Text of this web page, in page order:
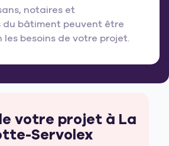
notaires et
du bâtiment peuvent être
les besoins de votre projet.
votre projet à La
Servolex